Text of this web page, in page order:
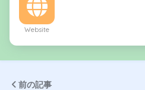
Website
前の記事